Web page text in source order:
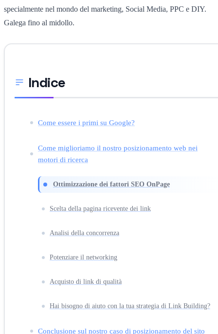
specialmente nel mondo del marketing, Social Media, PPC e DIY.
Galega fino al midollo.
Indice
Come essere i primi su Google?
Come miglioriamo il nostro posizionamento web nei
motori di ricerca
Ottimizzazione dei fattori SEO OnPage
Scelta della pagina ricevente dei link
Analisi della concorrenza
Potenziare il networking
Acquisto di link di qualità
Hai bisogno di aiuto con la tua strategia di Link Building?
Conclusione sul nostro caso di posizionamento del sito